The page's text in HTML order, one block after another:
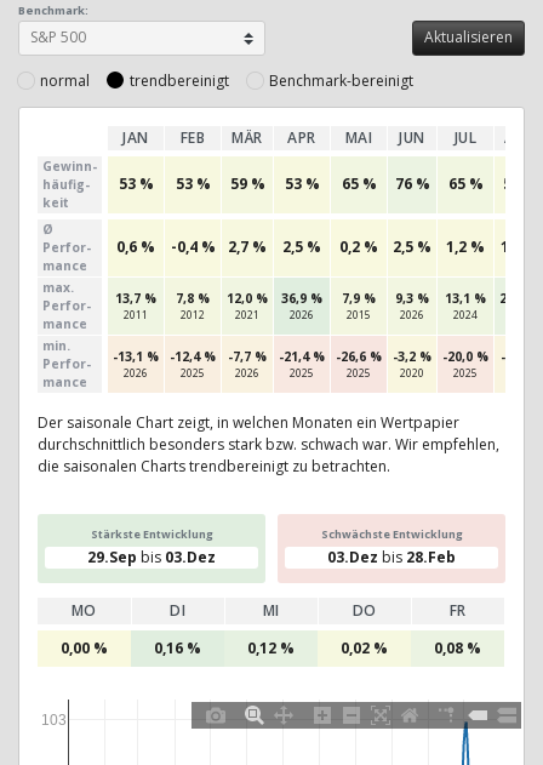
Benchmark:
normal trendbereinigt Benchmark-bereinigt
JAN FEB MÄR APR MAI JUN JUL AUG
Gewinn­
häufig­
keit
53 % 53 % 59 % 53 % 65 % 76 % 65 % 56 %
Ø
Perfor­
mance
0,6 % -0,4 % 2,7 % 2,5 % 0,2 % 2,5 % 1,2 % 1,6 %
max.
Per­for­
mance
13,7 %
2011
7,8 %
2012
12,0 %
2021
36,9 %
2026
7,9 %
2015
9,3 %
2026
13,1 %
2024
24,2 %
min.
Per­for­
mance
-13,1 %
2026
-12,4 %
2025
-7,7 %
2026
-21,4 %
2025
-26,6 %
2025
-3,2 %
2020
-20,0 %
2025
-6,0 %
Der saisonale Chart zeigt, in welchen Monaten ein Wertpapier
durchschnittlich besonders stark bzw. schwach war. Wir empfehlen,
die saisonalen Charts trendbereinigt zu betrachten.
103
Stärkste Entwicklung
29.Sep bis 03.Dez
Schwächste Entwicklung
03.Dez bis 28.Feb
MO DI MI DO
FR
0,00 %
0,16 % 0,12 % 0,02 % 0,08 %